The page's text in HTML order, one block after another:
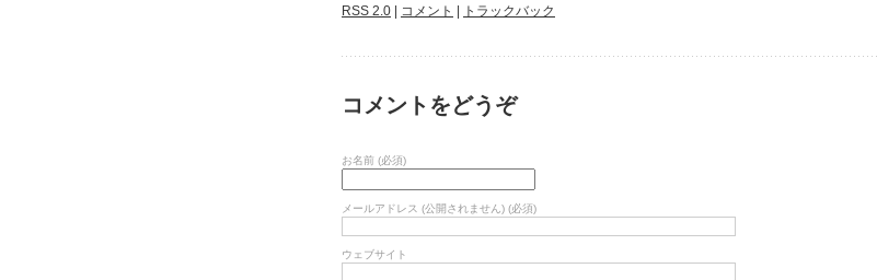
RSS 2.0
コメント トラックバック
コメントをどうぞ
お名前 (必須)
メールアドレス (公開されません) (必須)
ウェブサイト